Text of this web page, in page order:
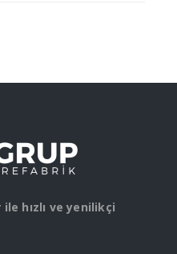
hızlı ve yenilikçi